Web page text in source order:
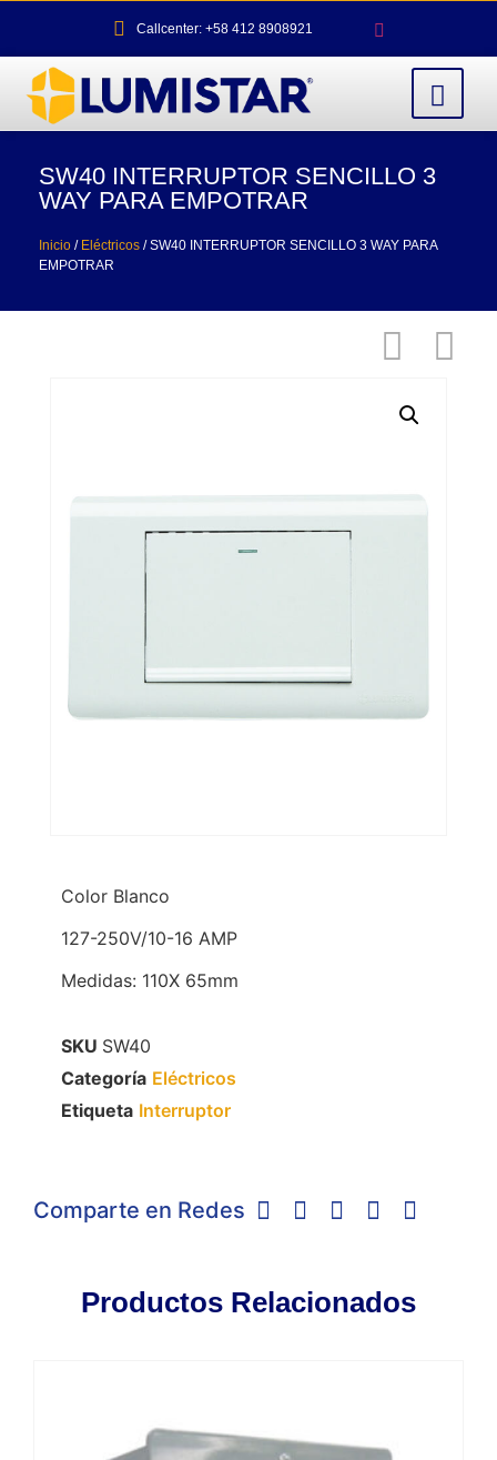
Callcenter: +58 412 8908921
SW40 INTERRUPTOR SENCILLO 3
WAY PARA EMPOTRAR
Inicio / Eléctricos / SW40 INTERRUPTOR SENCILLO 3 WAY PARA
EMPOTRAR
Color Blanco
127-250V/10-16 AMP
Medidas: 110X 65mm
SKU SW40
Categoría Eléctricos
Etiqueta Interruptor
Comparte en Redes
Productos Relacionados